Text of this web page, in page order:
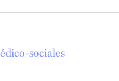
sociales